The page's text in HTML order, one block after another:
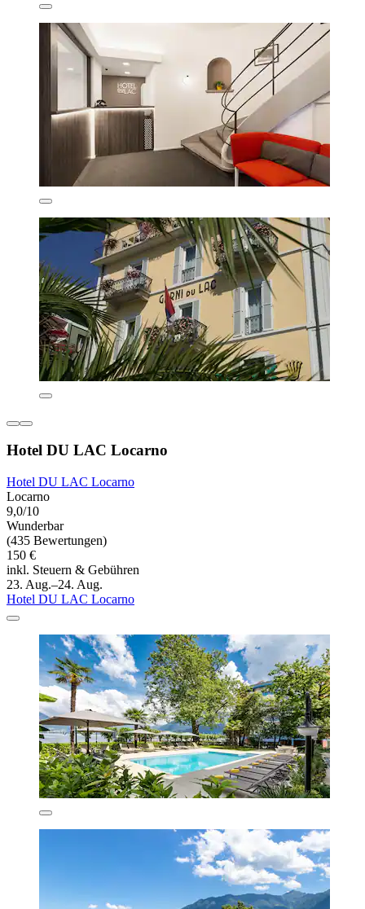
Hotel DU LAC Locarno
Hotel DU LAC Locarno
Locarno
9,0/10
Wunderbar
(435 Bewertungen)
150 €
inkl. Steuern & Gebühren
23. Aug.–24. Aug.
Hotel DU LAC Locarno